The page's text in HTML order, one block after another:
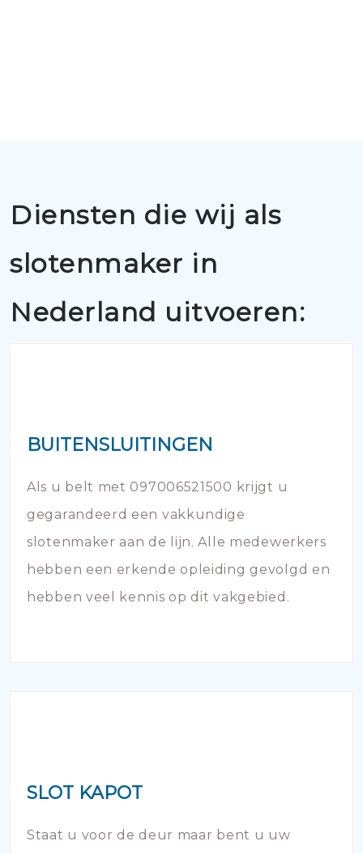
Diensten die wij als
slotenmaker in
Nederland uitvoeren:
BUITENSLUITINGEN
Als u belt met 097006521500 krijgt u
gegarandeerd een vakkundige
slotenmaker aan de lijn. Alle medewerkers
hebben een erkende opleiding gevolgd en
hebben veel kennis op dit vakgebied.
SLOT KAPOT
Staat u voor de deur maar bent u uw